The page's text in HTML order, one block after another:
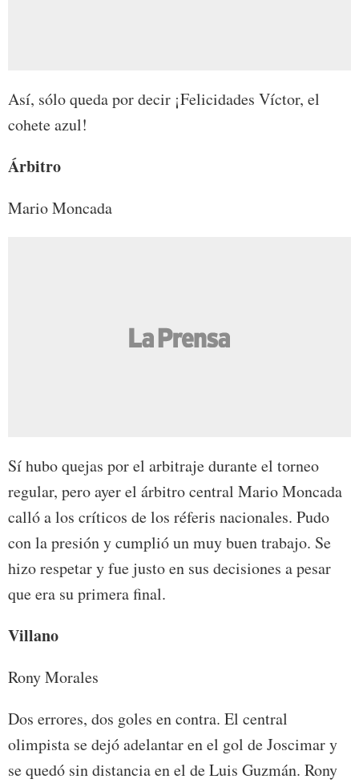
Así, sólo queda por decir ¡Felicidades Víctor, el
cohete azul!
Árbitro
Mario Moncada
Sí hubo quejas por el arbitraje durante el torneo
regular, pero ayer el árbitro central Mario Moncada
calló a los críticos de los réferis nacionales. Pudo
con la presión y cumplió un muy buen trabajo. Se
hizo respetar y fue justo en sus decisiones a pesar
que era su primera final.
Villano
Rony Morales
Dos errores, dos goles en contra. El central
olimpista se dejó adelantar en el gol de Joscimar y
se quedó sin distancia en el de Luis Guzmán. Rony